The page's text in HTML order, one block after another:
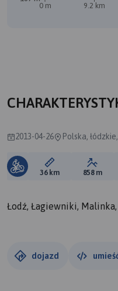
0 m 9.2 km
2013-04-26 Polska,
Długość trasy:
36 km Suma
858 m
Łodź, Łagiewniki,
dojazd